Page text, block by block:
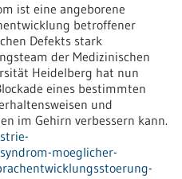
ist eine angeborene
betroffener
Defekts stark
der Medizinischen
Heidelberg hat nun
eines bestimmten
und
im Gehirn verbessern kann.
moeglicher-